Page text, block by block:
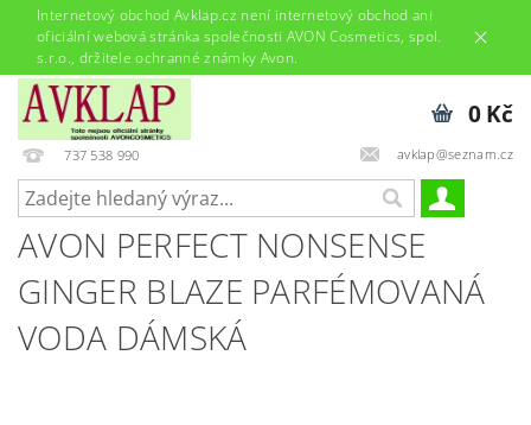
Internetový obchod Avklap.cz není internetový obchod ani
oficiální webová stránka společnosti AVON Cosmetics, spol.
s.r.o., držitele ochranné známky Avon.
737 538 990 avklap@seznam.cz
0 Kč
AVON PERFECT NONSENSE
GINGER BLAZE PARFÉMOVANÁ
VODA DÁMSKÁ